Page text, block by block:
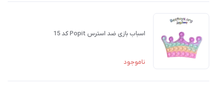
اسباب بازی ضد استرس Popit کد 15
ناموجود